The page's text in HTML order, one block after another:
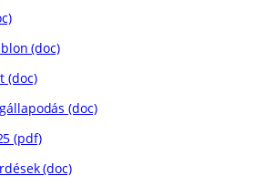
(doc)
(doc)
(doc)
(pdf)
(doc)